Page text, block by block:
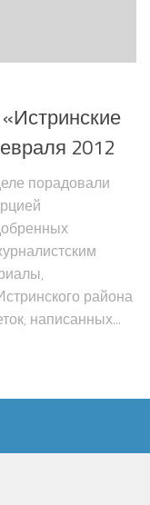
2012
порадовали
района
написанных...